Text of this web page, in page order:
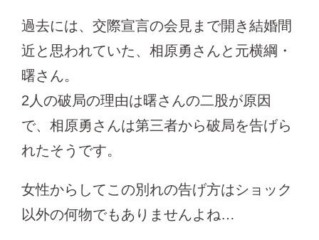
過去には、交際宣言の会見まで開き結婚間
近と思われていた、相原勇さんと元横綱・
曙さん。
2人の破局の理由は曙さんの二股が原因
で、相原勇さんは第三者から破局を告げら
れたそうです。
女性からしてこの別れの告げ方はショック
以外の何物でもありませんよね…